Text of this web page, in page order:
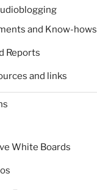
and Know-hows
Reports
and links
White Boards